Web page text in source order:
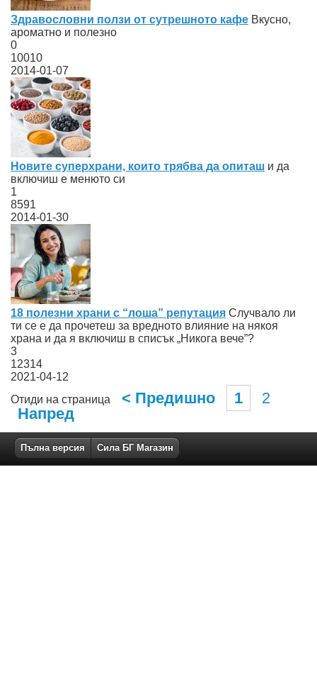
Здравословни ползи от сутрешното кафе Вкусно,
ароматно и полезно
0
10010
2014-01-07
Новите суперхрани, които трябва да опиташ и да
включиш е менюто си
1
8591
2014-01-30
18 полезни храни с “лоша” репутация Случвало ли
ти се е да прочетеш за вредното влияние на някоя
храна и да я включиш в списък „Никога вече”?
3
12314
2021-04-12
Отиди на страница
< Предишно 1
2
Напред
Пълна версия Сила БГ Магазин